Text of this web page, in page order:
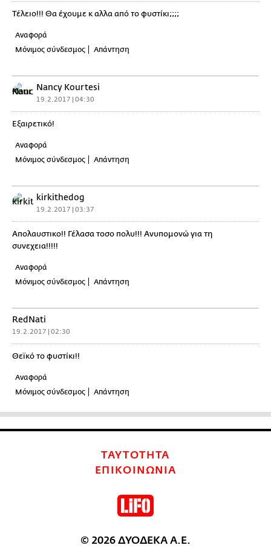
Τέλειο!!! Θα έχουμε κ αλλα από το φυστίκι;;;;
Αναφορά
Μόνιμος σύνδεσμος
Απάντηση
Nancy Kourtesi
19.2.2017 | 04:30
Εξαιρετικό!
Αναφορά
Μόνιμος σύνδεσμος
Απάντηση
kirkithedog
19.2.2017 | 03:37
Απολαυστικο!! Γέλασα τοσο πολυ!!! Ανυπομονώ για τη
συνεχεια!!!!!
Αναφορά
Μόνιμος σύνδεσμος
Απάντηση
RedNati
19.2.2017 | 02:30
Θεϊκό το φυστίκι!!
Αναφορά
Μόνιμος σύνδεσμος
Απάντηση
ΤΑΥΤΟΤΗΤΑ
ΕΠΙΚΟΙΝΩΝΙΑ
© 2026 ΔΥΟΔΕΚΑ Α.Ε.